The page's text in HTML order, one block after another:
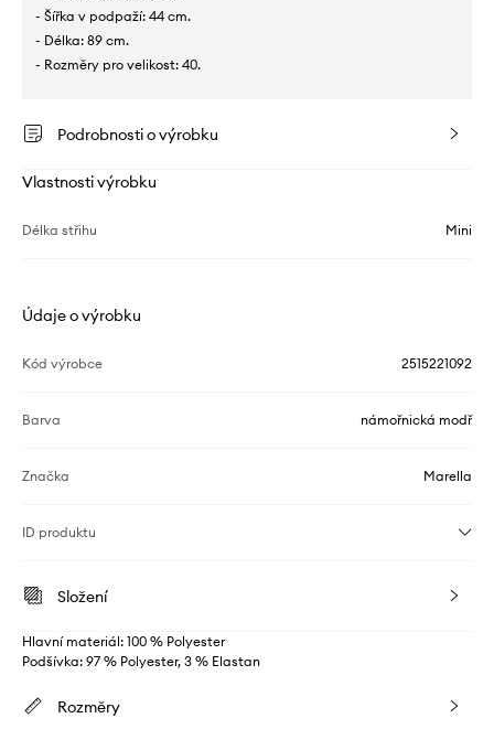
- Šířka v podpaží: 44 cm.
- Délka: 89 cm.
- Rozměry pro velikost: 40.
Podrobnosti o výrobku
Vlastnosti výrobku
Délka střihu Mini
Údaje o výrobku
Kód výrobce 2515221092
Barva námořnická modř
Značka Marella
ID produktu
Složení
Hlavní materiál: 100 % Polyester
Podšívka: 97 % Polyester, 3 % Elastan
Rozměry